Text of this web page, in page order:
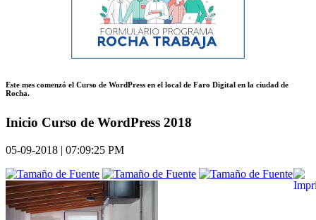
Este mes comenzó el Curso de WordPress en el local de Faro Digital en la ciudad de
Rocha.
Inicio Curso de WordPress 2018
05-09-2018 | 07:09:25 PM